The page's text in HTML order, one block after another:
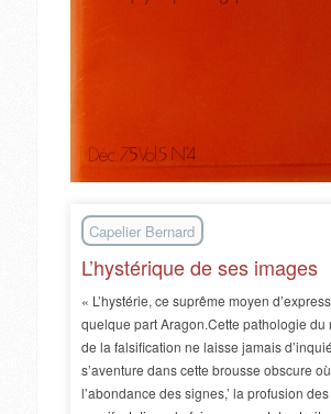
Capelier Bernard
L’hystérique de ses images
« L’hystérie, ce suprême moyen
quelque part Aragon.Cette pathologie du
de la falsification ne laisse jamais
s’aventure dans cette brousse obscure
l’abondance des signes,’ la profusion des